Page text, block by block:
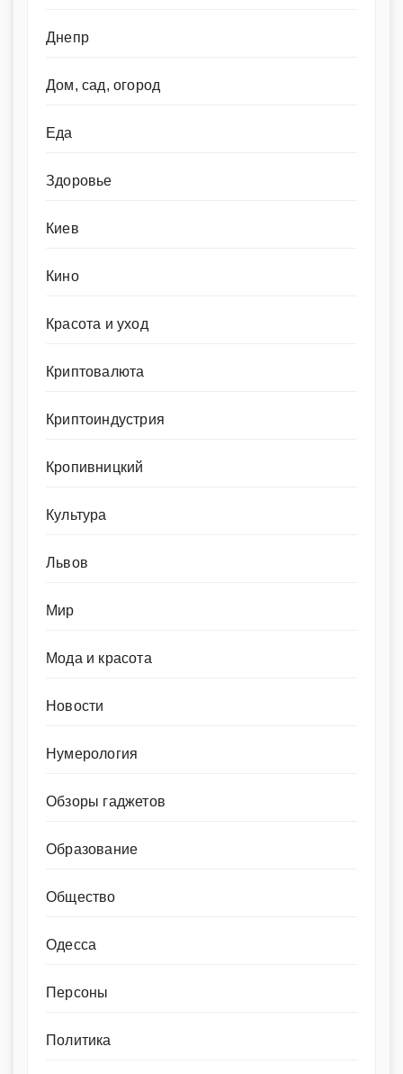
Днепр
Дом, сад, огород
Еда
Здоровье
Киев
Кино
Красота и уход
Криптовалюта
Криптоиндустрия
Кропивницкий
Культура
Львов
Мир
Мода и красота
Новости
Нумерология
Обзоры гаджетов
Образование
Общество
Одесса
Персоны
Политика